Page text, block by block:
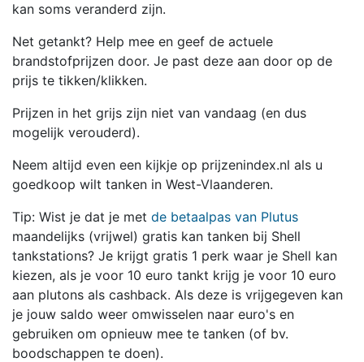
kan soms veranderd zijn.
Net getankt? Help mee en geef de actuele
brandstofprijzen door. Je past deze aan door op de
prijs te tikken/klikken.
Prijzen in het grijs zijn niet van vandaag (en dus
mogelijk verouderd).
Neem altijd even een kijkje op prijzenindex.nl als u
goedkoop wilt tanken in West-Vlaanderen.
Tip: Wist je dat je met de betaalpas van Plutus
maandelijks (vrijwel) gratis kan tanken bij Shell
tankstations? Je krijgt gratis 1 perk waar je Shell kan
kiezen, als je voor 10 euro tankt krijg je voor 10 euro
aan plutons als cashback. Als deze is vrijgegeven kan
je jouw saldo weer omwisselen naar euro's en
gebruiken om opnieuw mee te tanken (of bv.
boodschappen te doen).